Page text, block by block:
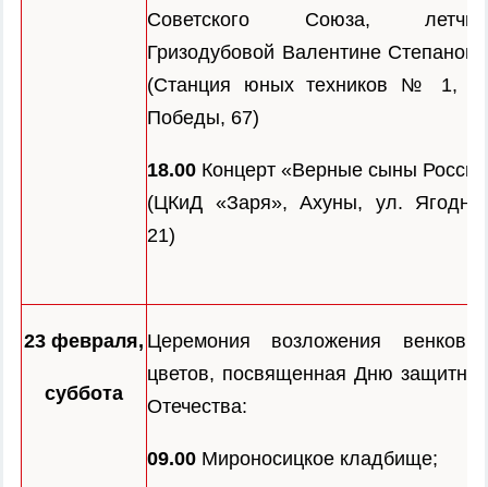
Советского Союза,
Гризодубовой Валентине
(Станция юных техников № 1,
Победы, 67)
18.00 Концерт «Верные сыны
(ЦКиД «Заря», Ахуны, ул.
21)
23 февраля,
суббота
Церемония возложения венков
цветов, посвященная Дню
Отечества:
09.00 Мироносицкое кладбище;